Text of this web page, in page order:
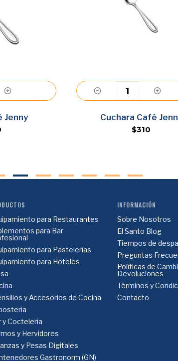
Jenny Agregar
Cuchara Café
$310
para Restaurantes
para Bar
para Pastelerías
para Hoteles
y Accesorios de Cocina
y Coctelería
y Hervidores
y Pesas Digitales
Gastronorm (GN)
INFORMACIÓN
Sobre Nosotros
El Santo Blog
Tiempos de
Preguntas
Políticas de
Devoluciones
Términos y
Contacto